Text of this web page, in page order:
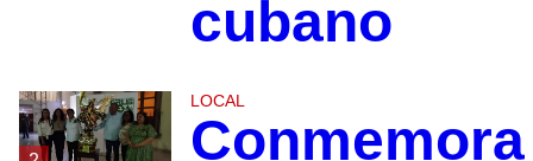
cubano
LOCAL
Conmemora